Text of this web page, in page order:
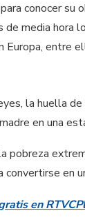
conocer
media hora
Europa, entre
la huella
en una
pobreza
en
en